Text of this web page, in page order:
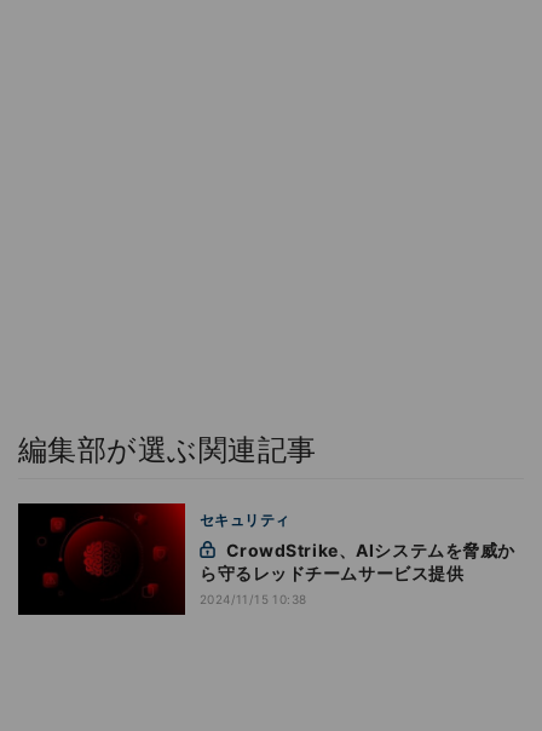
編集部が選ぶ関連記事
セキュリティ
ら守るレッドチームサービス提供
2024/11/15 10:38